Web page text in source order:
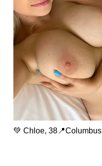
💚 Chloe, 38📍Columbus